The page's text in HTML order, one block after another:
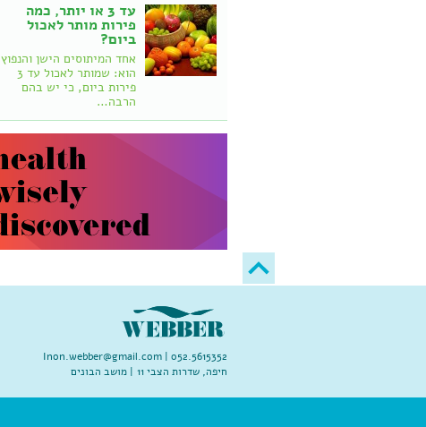
עד 3 או יותר, כמה
פירות מותר לאכול
ביום?
אחד המיתוסים הישן והנפוץ
הוא: שמותר לאכול עד 3
פירות ביום, כי יש בהם
הרבה…
052.5615352 |
Inon.webber@gmail.com
חיפה, שדרות הצבי 11 | מושב הבונים